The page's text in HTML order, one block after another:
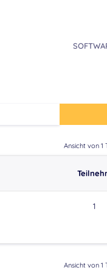
Ansicht von 1
1
Ansicht von 1